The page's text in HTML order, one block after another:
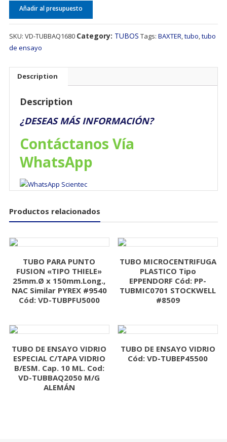
Añadir al presupuesto
SKU: VD-TUBBAQ1680 Category: TUBOS Tags: BAXTER,tubo,tubo
de ensayo
Description
Description
¿DESEAS MÁS INFORMACIÓN?
Contáctanos Vía
WhatsApp
Productos relacionados
TUBO PARA PUNTO
FUSION «TIPO THIELE»
25mm.Ø x 150mm.Long.,
NAC Similar PYREX #9540
Cód: VD-TUBPFU5000
TUBO MICROCENTRIFUGA
PLASTICO Tipo
EPPENDORF Cód: PP-
TUBMIC0701 STOCKWELL
#8509
TUBO DE ENSAYO VIDRIO
ESPECIAL C/TAPA VIDRIO
B/ESM. Cap. 10 ML. Cod:
VD-TUBBAQ2050 M/G
ALEMÁN
TUBO DE ENSAYO VIDRIO
Cód: VD-TUBEP45500